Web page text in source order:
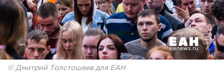
© Дмитрий Толстошеев для ЕАН